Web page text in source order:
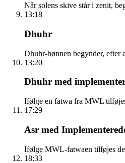
Når solens skive står i zenit,
13:18
Dhuhr
Dhuhr-bønnen begynder, efter
13:20
Dhuhr med
Ifølge en fatwa fra MWL
17:29
Asr med
Ifølge MWL-fatwaen tilføjes
18:33